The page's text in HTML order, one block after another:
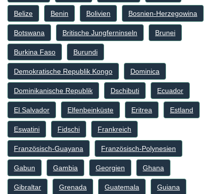
Belize Benin Bolivien Bosnien-Herzegowina
Botswana Britische Jungferninseln Brunei
Burkina Faso Burundi
Demokratische Republik Kongo Dominica
Dominikanische Republik Dschibuti Ecuador
El Salvador Elfenbeinküste Eritrea Estland
Eswatini Fidschi Frankreich
Französisch-Guayana Französisch-Polynesien
Gabun Gambia Georgien Ghana
Gibraltar Grenada Guatemala Guiana